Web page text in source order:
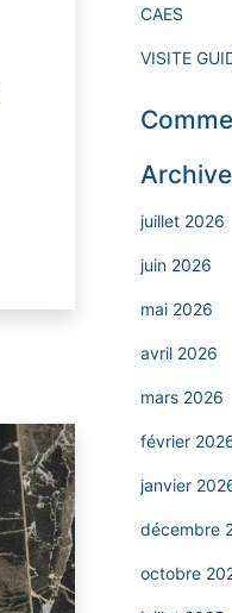
CAES
VISITE
juillet 2026
juin 2026
mai 2026
avril 2026
mars 2026
février
janvier
décembre
octobre